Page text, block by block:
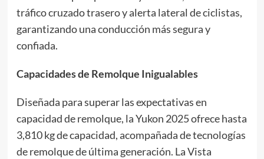
tráfico cruzado trasero y alerta lateral de ciclistas,
garantizando una conducción más segura y
confiada.
Capacidades de Remolque Inigualables
Diseñada para superar las expectativas en
capacidad de remolque, la Yukon 2025 ofrece hasta
3,810 kg de capacidad, acompañada de tecnologías
de remolque de última generación. La Vista